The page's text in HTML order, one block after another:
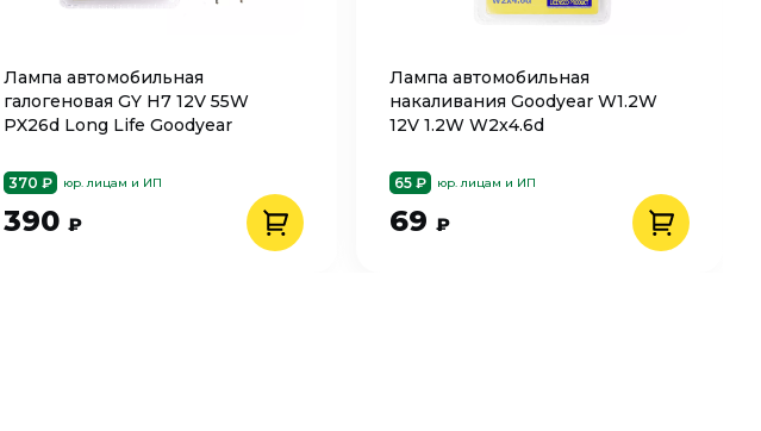
Лампа автомобильная
галогеновая GY Н7 12V 55W
PX26d Long Life Goodyear
370 ₽ юр. лицам и ИП
390 ₽
Лампа автомобильная
накаливания Goodyear W1.2W
12V 1.2W W2x4.6d
65 ₽ юр. лицам и ИП
69 ₽